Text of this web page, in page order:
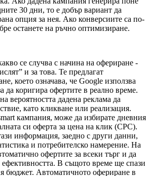
30 дни, то е добър вариант да
опция за нея. Ако конверсиите са по-
останете на ръчно оптимизиране.
се случва с начина на офериране -
и за това. Те предлагат
което означава, че Google използва
да коригира офертите в реално време.
вероятността дадена реклама да
като кликване или реализация.
кампания, може да избирате дневния
си оферта за цена на клик (CPC).
информация, заедно с други данни,
и потребителско намерение. На
офертите за всеки търг и да
В същото време ще спази
бюджет. Автоматичното офериране в